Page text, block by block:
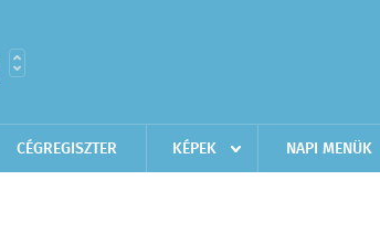
CÉGREGISZTER KÉPEK NAPI MENÜK